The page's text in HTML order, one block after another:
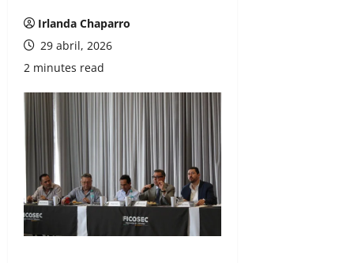
Irlanda Chaparro
29 abril, 2026
2 minutes read